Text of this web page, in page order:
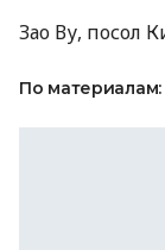
Зао Ву, посол
По материалам: